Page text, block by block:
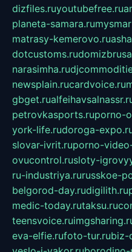
dizfiles.ruyoutubefree.ru
planeta-samara.ru
matrasy-kemerovo.ru
dotcustoms.ru
narasimha.ru
newsplain.rucardvoice.ru
gbget.ru
petrovkasports.ruporno-
york-life.rudoroga-
slovar-ivrit.ruporno-
ovucontrol.rusloty-
ru-industriya.rurusskoe-
belgorod-day.rudigilith.ru
medic-today.rutaksu.ru
teensvoice.ru
eva-elfie.rufoto-tur.rubiz-